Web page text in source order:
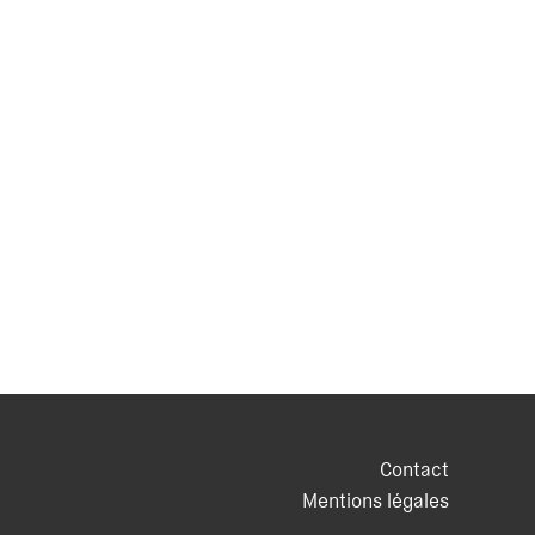
Contact
Mentions légales